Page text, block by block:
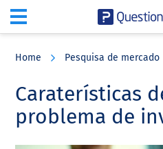
content
sidebar
Home Pesquisa de mercado
Caraterísticas
problema de